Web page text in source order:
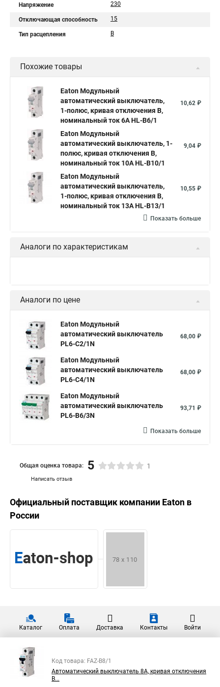
Напряжение 230
Отключающая способность 15
Тип расцепления B
Похожие товары
Eaton Модульный
автоматический выключатель,
1-полюс, кривая отключения B,
номинальный ток 6А HL-B6/1
10,62 ₽
Eaton Модульный
автоматический выключатель, 1-
полюс, кривая отключения B,
номинальный ток 10А HL-B10/1
9,04 ₽
Eaton Модульный
автоматический выключатель,
1-полюс, кривая отключения B,
номинальный ток 13А HL-B13/1
10,55 ₽
Показать больше
Аналоги по характеристикам
Аналоги по цене
Eaton Модульный
автоматический выключатель
PL6-C2/1N
68,00 ₽
Eaton Модульный
автоматический выключатель
PL6-C4/1N
68,00 ₽
Eaton Модульный
автоматический выключатель
PL6-B6/3N
93,71 ₽
Показать больше
Написать отзыв
Общая оценка товара: 5 1
Официальный поставщик компании Eaton в
России
Каталог Оплата Доставка Контакты Войти
Код товара: FAZ-B8/1
Автоматический выключатель 8А, кривая отключения
В...